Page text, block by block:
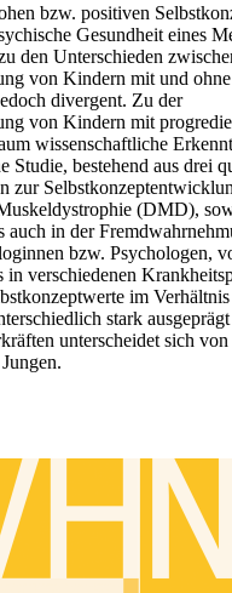
bzw. positiven
Gesundheit eines
den Unterschieden
von Kindern mit und
divergent. Zu der
von Kindern mit
wissenschaftliche
Studie, bestehend aus drei
zur
(DMD),
auch in der
bzw. Psychologen,
in verschiedenen
im
stark
unterscheidet sich von